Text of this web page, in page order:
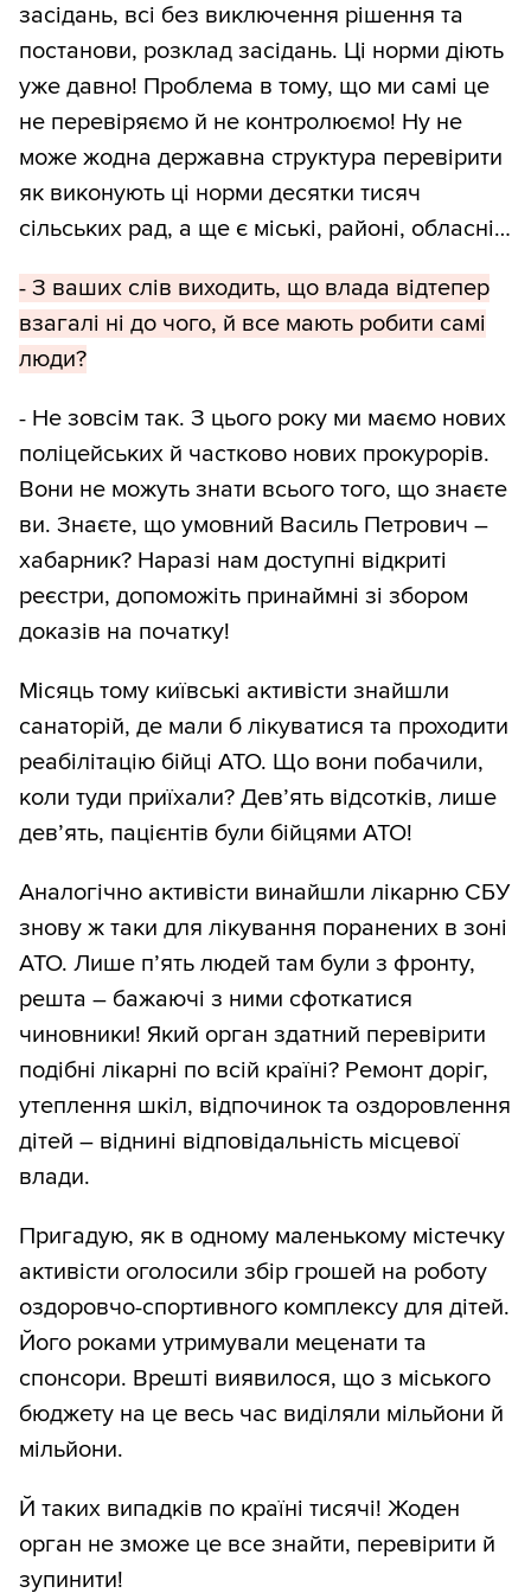
засідань, всі без виключення рішення та
постанови, розклад засідань. Ці норми діють
уже давно! Проблема в тому, що ми самі це
не перевіряємо й не контролюємо! Ну не
може жодна державна структура перевірити
як виконують ці норми десятки тисяч
сільських рад, а ще є міські, районі, обласні…
- З ваших слів виходить, що влада відтепер
взагалі ні до чого, й все мають робити самі
люди?
- Не зовсім так. З цього року ми маємо нових
поліцейських й частково нових прокурорів.
Вони не можуть знати всього того, що знаєте
ви. Знаєте, що умовний Василь Петрович –
хабарник? Наразі нам доступні відкриті
реєстри, допоможіть принаймні зі збором
доказів на початку!
Місяць тому київські активісти знайшли
санаторій, де мали б лікуватися та проходити
реабілітацію бійці АТО. Що вони побачили,
коли туди приїхали? Дев’ять відсотків, лише
дев’ять, пацієнтів були бійцями АТО!
Аналогічно активісти винайшли лікарню СБУ
знову ж таки для лікування поранених в зоні
АТО. Лише п’ять людей там були з фронту,
решта – бажаючі з ними сфоткатися
чиновники! Який орган здатний перевірити
подібні лікарні по всій країні? Ремонт доріг,
утеплення шкіл, відпочинок та оздоровлення
дітей – віднині відповідальність місцевої
влади.
Пригадую, як в одному маленькому містечку
активісти оголосили збір грошей на роботу
оздоровчо-спортивного комплексу для дітей.
Його роками утримували меценати та
спонсори. Врешті виявилося, що з міського
бюджету на це весь час виділяли мільйони й
мільйони.
Й таких випадків по країні тисячі! Жоден
орган не зможе це все знайти, перевірити й
зупинити!